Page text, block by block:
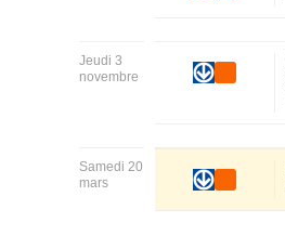
Jeudi 3
novembre
Samedi 20
mars